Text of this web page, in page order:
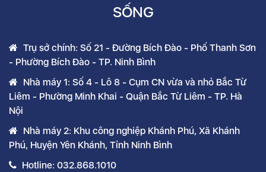
SỐNG
Trụ sở chính: Số 21 - Đường Bích Đào - Phố Thanh Sơn
- Phường Bích Đào - TP. Ninh Bình
Nhà máy 1: Số 4 - Lô 8 - Cụm CN vừa và nhỏ Bắc Từ
Liêm - Phường Minh Khai - Quận Bắc Từ Liêm - TP. Hà
Nội
Nhà máy 2: Khu công nghiệp Khánh Phú, Xã Khánh
Phú, Huyện Yên Khánh, Tỉnh Ninh Bình
Hotline: 032.868.1010